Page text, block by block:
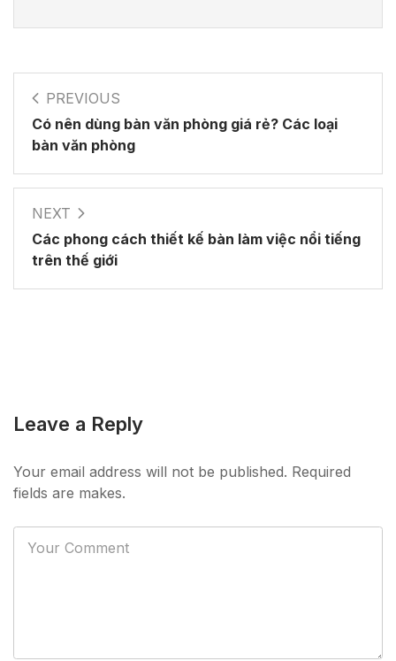
PREVIOUS
Có nên dùng bàn văn phòng giá rẻ? Các loại
bàn văn phòng
NEXT
Các phong cách thiết kế bàn làm việc nổi tiếng
trên thế giới
Leave a Reply
Your email address will not be published. Required
fields are makes.